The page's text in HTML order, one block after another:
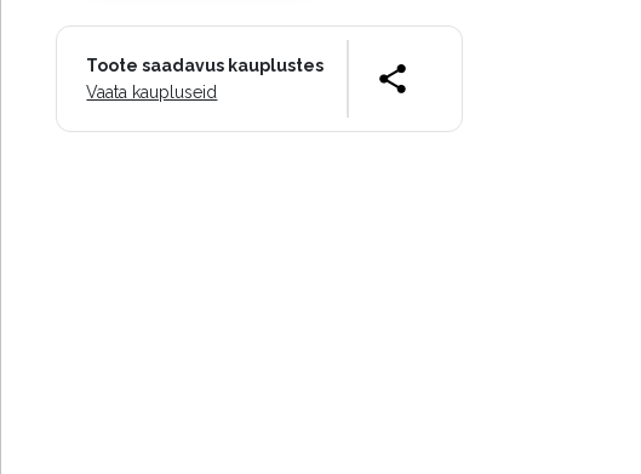
Toote saadavus kauplustes
Vaata kaupluseid